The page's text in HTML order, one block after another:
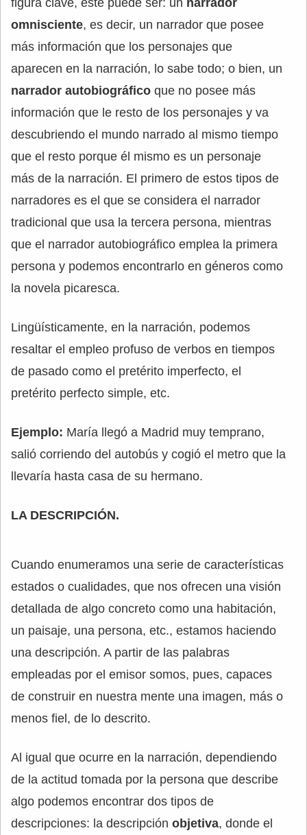
figura clave, este puede ser: un narrador
omnisciente, es decir, un narrador que posee
más información que los personajes que
aparecen en la narración, lo sabe todo; o bien, un
narrador autobiográfico que no posee más
información que le resto de los personajes y va
descubriendo el mundo narrado al mismo tiempo
que el resto porque él mismo es un personaje
más de la narración. El primero de estos tipos de
narradores es el que se considera el narrador
tradicional que usa la tercera persona, mientras
que el narrador autobiográfico emplea la primera
persona y podemos encontrarlo en géneros como
la novela picaresca.
Lingüísticamente, en la narración, podemos
resaltar el empleo profuso de verbos en tiempos
de pasado como el pretérito imperfecto, el
pretérito perfecto simple, etc.
Ejemplo: María llegó a Madrid muy temprano,
salió corriendo del autobús y cogió el metro que la
llevaría hasta casa de su hermano.
LA DESCRIPCIÓN.
Cuando enumeramos una serie de características
estados o cualidades, que nos ofrecen una visión
detallada de algo concreto como una habitación,
un paisaje, una persona, etc., estamos haciendo
una descripción. A partir de las palabras
empleadas por el emisor somos, pues, capaces
de construir en nuestra mente una imagen, más o
menos fiel, de lo descrito.
Al igual que ocurre en la narración, dependiendo
de la actitud tomada por la persona que describe
algo podemos encontrar dos tipos de
descripciones: la descripción objetiva, donde el